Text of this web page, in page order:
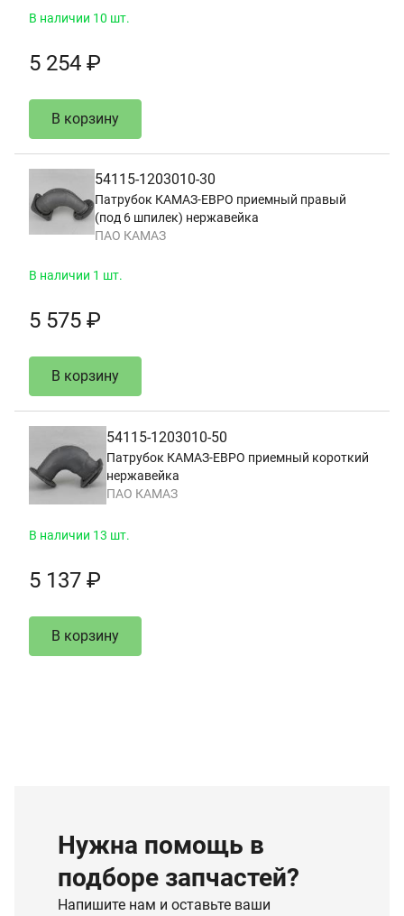
В наличии 10 шт.
5 254 ₽
В корзину
54115-1203010-30
Патрубок КАМАЗ-ЕВРО приемный правый
(под 6 шпилек) нержавейка
ПАО КАМАЗ
В наличии 1 шт.
5 575 ₽
В корзину
54115-1203010-50
Патрубок КАМАЗ-ЕВРО приемный короткий
нержавейка
ПАО КАМАЗ
В наличии 13 шт.
5 137 ₽
В корзину
Нужна помощь в
подборе запчастей?
Напишите нам и оставьте ваши